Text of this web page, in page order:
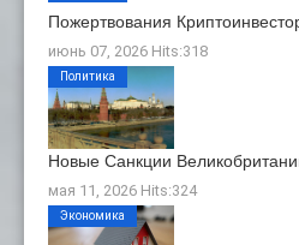
Пожертвования
июнь 07, 2026 Hits:318
Новые Санкции
мая 11, 2026 Hits:324
Политика
Экономика